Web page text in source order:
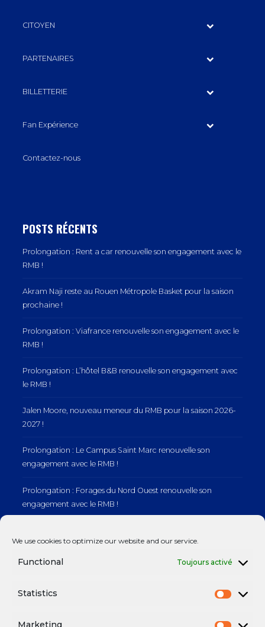
We use cookies to optimize our website and our service.
Functional Toujours activé
Statistics
Marketing
CITOYEN
PARTENAIRES
BILLETTERIE
Fan Expérience
Contactez-nous
POSTS RÉCENTS
Prolongation : Rent a car renouvelle son engagement avec le
RMB !
Akram Naji reste au Rouen Métropole Basket pour la saison
prochaine !
Prolongation : Viafrance renouvelle son engagement avec le
RMB !
Prolongation : L’hôtel B&B renouvelle son engagement avec
le RMB !
Jalen Moore, nouveau meneur du RMB pour la saison 2026-
2027 !
Prolongation : Le Campus Saint Marc renouvelle son
engagement avec le RMB !
Prolongation : Forages du Nord Ouest renouvelle son
engagement avec le RMB !
engagement avec le RMB !
Mentions légales